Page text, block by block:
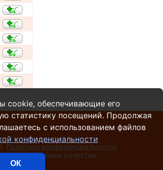
Политика конфиденциальности
качества.
cookie, обеспечивающие его
статистику посещений. Продолжая
с использованием файлов
конфиденциальности
ОК